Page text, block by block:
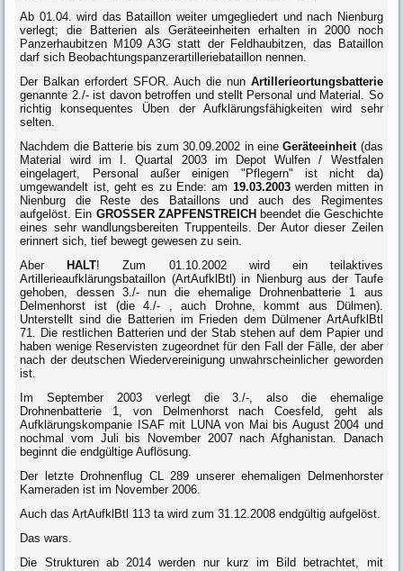
Ab 01.04. wird das Bataillon weiter umgegliedert und nach Nienburg
verlegt; die Batterien als Geräteeinheiten erhalten in 2000 noch
Panzerhaubitzen M109 A3G statt der Feldhaubitzen, das Bataillon
darf sich Beobachtungspanzerartilleriebataillon nennen.
Der Balkan erfordert SFOR. Auch die nun Artillerieortungsbatterie
genannte 2./- ist davon betroffen und stellt Personal und Material. So
richtig konsequentes Üben der Aufklärungsfähigkeiten wird sehr
selten.
Nachdem die Batterie bis zum 30.09.2002 in eineGeräteeinheit (das
Material wird im I. Quartal 2003 im Depot Wulfen / Westfalen
eingelagert, Personal außer einigen "Pflegern" ist nicht da)
umgewandelt ist, geht es zu Ende: am 19.03.2003werden mitten in
Nienburg die Reste des Bataillons und auch des Regimentes
aufgelöst. Ein GROSSER ZAPFENSTREICH beendet die Geschichte
eines sehr wandlungsbereiten Truppenteils. Der Autor dieser Zeilen
erinnert sich, tief bewegt gewesen zu sein.
Aber
HALT! Zum 01.10.2002 wird ein teilaktives
Artillerieaufklärungsbataillon (ArtAufklBtl) in Nienburg aus der Taufe
gehoben, dessen 3./- nun die ehemalige Drohnenbatterie 1 aus
Delmenhorst ist (die 4./- , auch Drohne, kommt aus Dülmen).
Unterstellt sind die Batterien im Frieden dem Dülmener ArtAufklBtl
71. Die restlichen Batterien und der Stab stehen auf dem Papier und
haben wenige Reservisten zugeordnet für den Fall der Fälle, der aber
nach der deutschen Wiedervereinigung unwahrscheinlicher geworden
ist.
Im September 2003 verlegt die 3./-, also die ehemalige
Drohnenbatterie 1, von Delmenhorst nach Coesfeld, geht als
Aufklärungskompanie ISAF mit LUNA von Mai bis August 2004 und
nochmal vom Juli bis November 2007 nach Afghanistan. Danach
beginnt die endgültige Auflösung.
Der letzte Drohnenflug CL 289 unserer ehemaligen Delmenhorster
Kameraden ist im November 2006.
Auch das ArtAufklBtl 113 ta wird zum 31.12.2008 endgültig aufgelöst.
Das wars.
Die Strukturen ab 2014 werden nur kurz im Bild betrachtet, mit